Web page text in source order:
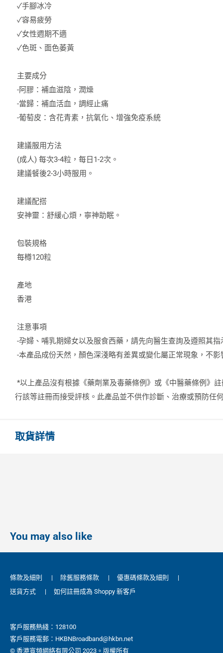
✓手腳冰冷
✓容易疲勞
✓女性週期不適
✓色斑、面色萎黃
主要成分
-阿膠：補血滋陰，潤燥
-當歸：補血活血，調經止痛
-葡萄皮：含花青素，抗氧化、增強免疫系統
建議服用方法
(成人) 每次3-4粒，每日1-2次。
建議餐後2-3小時服用。
建議配搭
安神靈：舒緩心煩，寧神助眠。
包裝規格
每樽120粒
產地
香港
注意事項
-孕婦、哺乳期婦女以及服食西藥，請先向醫生查詢及遵照其指
-本產品成份天然，顏色深淺略有差異或變化屬正常現象，不
*以上產品沒有根據《藥劑業及毒藥條例》或《中醫藥條例》
行該等註冊而接受評核。此產品並不供作診斷、治療或預防任
取貨詳情
You may also like
條款及細則 | 除舊服務條款 | 優惠碼條款及細則
|
送貨方式
| 如何註冊成為 Shoppy 新客戶
客戶服務熱綫：128100
客戶服務電郵：HKBNBroadband@hkbn.net
© 香港寬頻網絡有限公司 2023。版權所有